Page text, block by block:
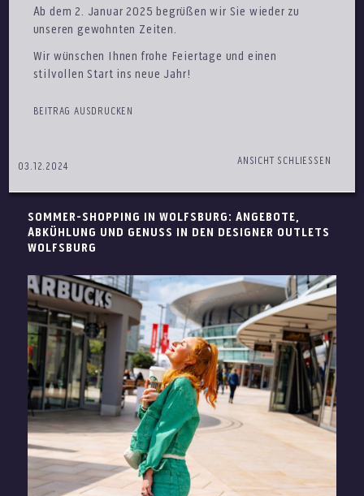
03.12.2024
Ab dem 2. Januar 2025 begrüßen wir Sie wieder zu
unseren gewohnten Zeiten.
Wir wünschen Ihnen frohe Feiertage und einen
stilvollen Start ins neue Jahr!
BEITRAG AUSDRUCKEN
ANSICHT SCHLIESSEN
SOMMER-SHOPPING IN WOLFSBURG: ANGEBOTE,
ABKÜHLUNG UND GENUSS IN DEN DESIGNER OUTLETS
WOLFSBURG